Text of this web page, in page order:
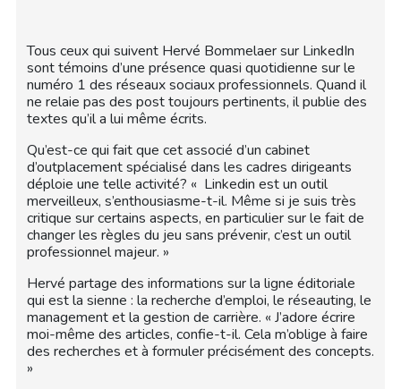
Tous ceux qui suivent Hervé Bommelaer sur LinkedIn
sont témoins d’une présence quasi quotidienne sur le
numéro 1 des réseaux sociaux professionnels. Quand il
ne relaie pas des post toujours pertinents, il publie des
textes qu’il a lui même écrits.
Qu’est-ce qui fait que cet associé d’un cabinet
d’outplacement spécialisé dans les cadres dirigeants
déploie une telle activité? « Linkedin est un outil
merveilleux, s’enthousiasme-t-il. Même si je suis très
critique sur certains aspects, en particulier sur le fait de
changer les règles du jeu sans prévenir, c’est un outil
professionnel majeur. »
Hervé partage des informations sur la ligne éditoriale
qui est la sienne : la recherche d’emploi, le réseauting, le
management et la gestion de carrière. « J’adore écrire
moi-même des articles, confie-t-il. Cela m’oblige à faire
des recherches et à formuler précisément des concepts.
»